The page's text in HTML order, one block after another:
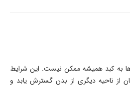
به کبد همیشه ممکن نیست. این شرایط
از ناحیه دیگری از بدن گسترش یابد و